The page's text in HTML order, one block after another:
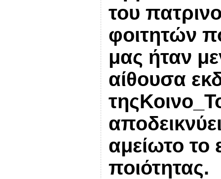
του
φοιτητών
μας ήταν
αίθουσα
αμείωτο το
ποιότητας.